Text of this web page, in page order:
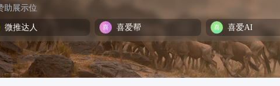
助展示位
微推达人 喜爱帮 喜爱AI